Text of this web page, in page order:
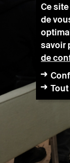
Ce
de
savoir
de